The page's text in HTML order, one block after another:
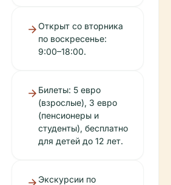
Открыт со вторника
по воскресенье:
9:00–18:00.
Билеты: 5 евро
(взрослые), 3 евро
(пенсионеры и
студенты), бесплатно
для детей до 12 лет.
Экскурсии по